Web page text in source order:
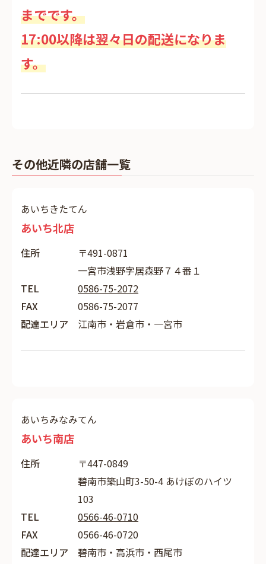
までです。
17:00以降は翌々日の配送になりま
す。
その他近隣の店舗一覧
あいちきたてん
あいち北店
住所
〒491-0871
一宮市浅野字居森野７４番１
TEL
0586-75-2072
FAX
0586-75-2077
配達エリア
江南市・岩倉市・一宮市
あいちみなみてん
あいち南店
住所
〒447-0849
碧南市築山町3-50-4 あけぼのハイツ
103
TEL
0566-46-0710
FAX
0566-46-0720
配達エリア
碧南市・高浜市・西尾市